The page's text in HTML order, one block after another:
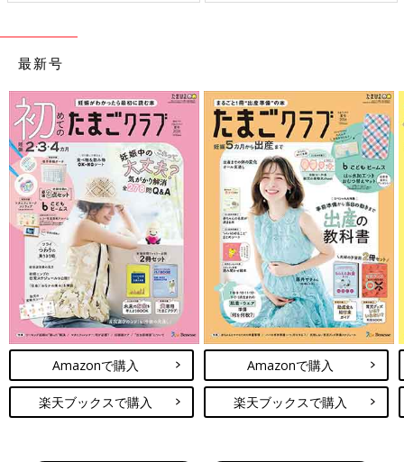
最新号
Amazonで購入
楽天ブックスで購入
Amazonで購入
楽天ブックスで購入